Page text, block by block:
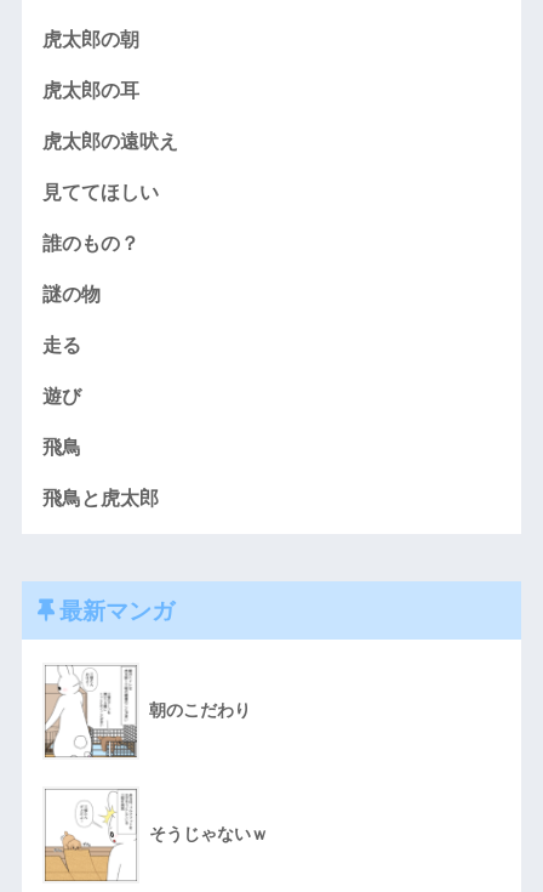
虎太郎の朝
虎太郎の耳
虎太郎の遠吠え
見ててほしい
誰のもの？
謎の物
走る
遊び
飛鳥
飛鳥と虎太郎
最新マンガ
朝のこだわり
そうじゃないｗ